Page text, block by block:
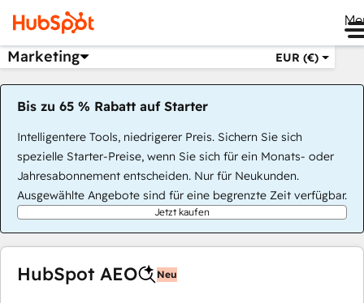
Marketing EUR (€)
Bis zu 65 % Rabatt auf Starter
Intelligentere Tools, niedrigerer Preis. Sichern Sie sich
spezielle Starter-Preise, wenn Sie sich für ein Monats- oder
Jahresabonnement entscheiden. Nur für Neukunden.
Ausgewählte Angebote sind für eine begrenzte Zeit verfügbar.
Jetzt kaufen
HubSpot AEO Neu